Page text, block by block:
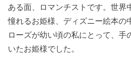
ある面、ロマンチストです。世界
憧れるお姫様、ディズニー絵本の
ローズが幼い頃の私にとって、手
いたお姫様でした。